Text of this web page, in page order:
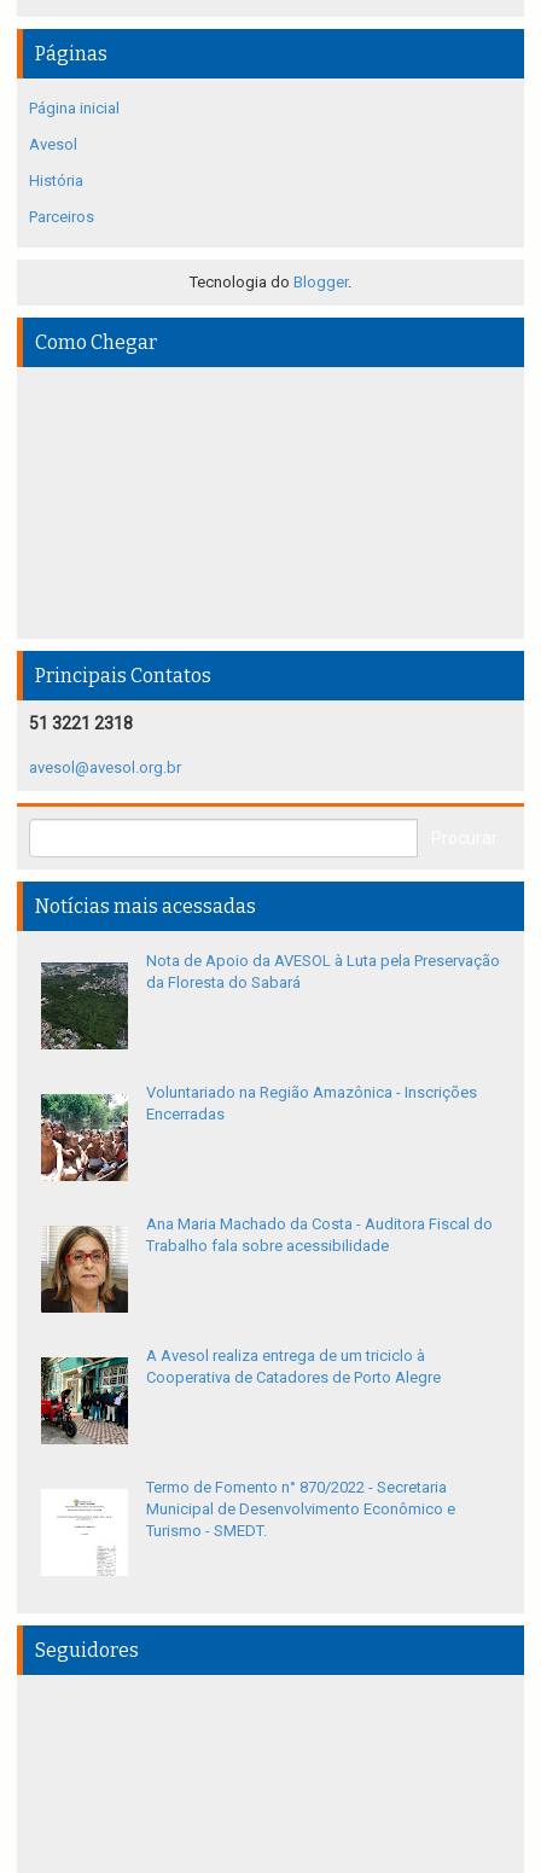
Páginas
Página inicial
Avesol
História
Parceiros
Tecnologia do Blogger.
Como Chegar
Principais Contatos
51 3221 2318
avesol@avesol.org.br
Notícias mais acessadas
Nota de Apoio da AVESOL à Luta pela Preservação
da Floresta do Sabará
Voluntariado na Região Amazônica - Inscrições
Encerradas
Ana Maria Machado da Costa - Auditora Fiscal do
Trabalho fala sobre acessibilidade
A Avesol realiza entrega de um triciclo à
Cooperativa de Catadores de Porto Alegre
Termo de Fomento n° 870/2022 - Secretaria
Municipal de Desenvolvimento Econômico e
Turismo - SMEDT.
Seguidores